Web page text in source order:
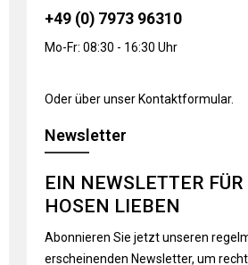
+49 (0) 7973 96310
Mo-Fr: 08:30 - 16:30 Uhr
Oder über unser Kontaktformular.
Newsletter
EIN NEWSLETTER
HOSEN LIEBEN
Abonnieren Sie jetzt unseren
erscheinenden Newsletter, um